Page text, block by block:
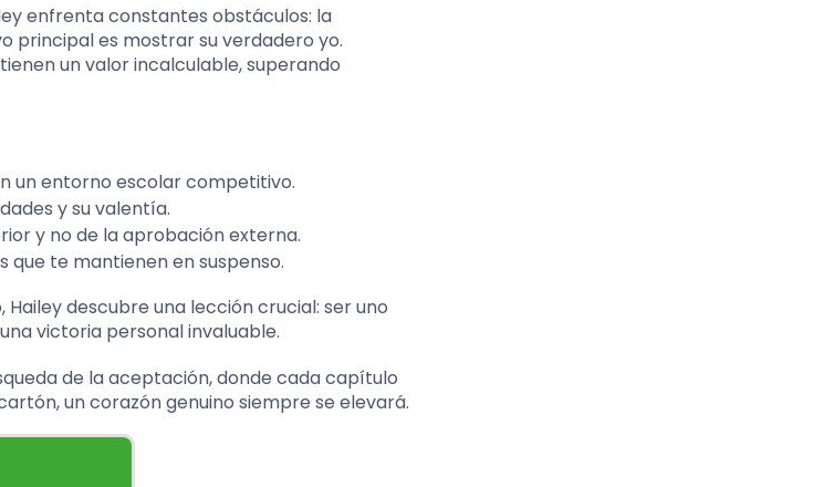
enfrenta constantes obstáculos: la
principal es mostrar su verdadero yo.
un valor incalculable, superando
un entorno escolar competitivo.
y su valentía.
y no de la aprobación externa.
que te mantienen en suspenso.
descubre una lección crucial: ser uno
victoria personal invaluable.
de la aceptación, donde cada capítulo
un corazón genuino siempre se elevará.